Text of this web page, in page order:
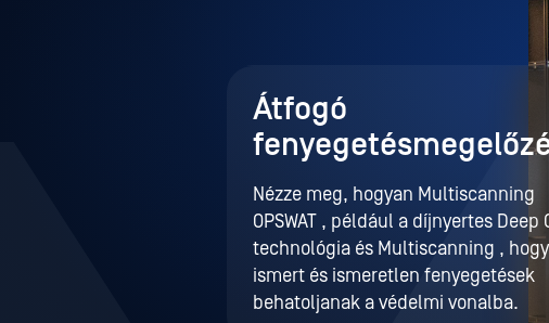
Átfogó
Nézze meg, hogyan Multiscanning
OPSWAT , például a díjnyertes Deep
technológia és Multiscanning ,
ismert és ismeretlen fenyegetések
behatoljanak a védelmi vonalba.